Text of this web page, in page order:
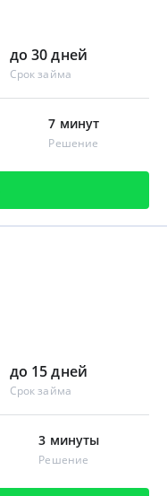
до 30 дней
Срок займа
7 минут
Решение
до 15 дней
Срок займа
3 минуты
Решение